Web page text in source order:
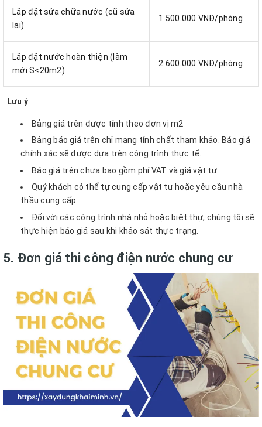
Lắp đặt sửa chữa nước (cũ sửa
lại)
1.500.000 VNĐ/phòng
Lắp đặt nước hoàn thiện (làm
mới S<20m2)
2.600.000 VNĐ/phòng
Lưu ý
Bảng giá trên được tính theo đơn vị m2
Bảng báo giá trên chỉ mang tính chất tham khảo. Báo giá
chính xác sẽ được dựa trên công trình thực tế.
Báo giá trên chưa bao gồm phí VAT và giá vật tư.
Quý khách có thể tự cung cấp vật tư hoặc yêu cầu nhà
thầu cung cấp.
Đối với các công trình nhà nhỏ hoặc biệt thự, chúng tôi sẽ
thực hiện báo giá sau khi khảo sát thực trạng.
5. Đơn giá thi công điện nước chung cư